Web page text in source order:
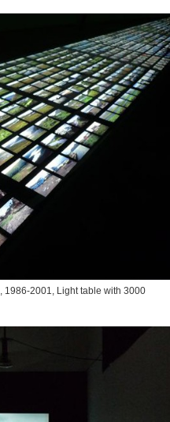
, 1986-2001, Light table with 3000